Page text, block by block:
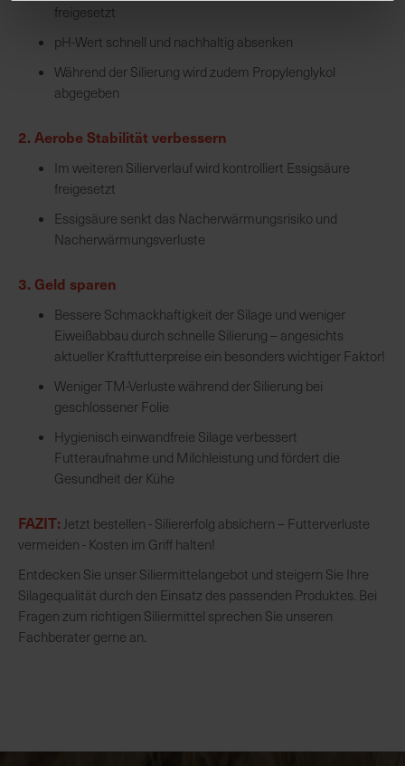
freigesetzt
pH-Wert schnell und nachhaltig absenken
Während der Silierung wird zudem Propylenglykol
abgegeben
2. Aerobe Stabilität verbessern
Im weiteren Silierverlauf wird kontrolliert Essigsäure
freigesetzt
Essigsäure senkt das Nacherwärmungsrisiko und
Nacherwärmungsverluste
3. Geld sparen
Bessere Schmackhaftigkeit der Silage und weniger
Eiweißabbau durch schnelle Silierung – angesichts
aktueller Kraftfutterpreise ein besonders wichtiger Faktor!
Weniger TM-Verluste während der Silierung bei
geschlossener Folie
Hygienisch einwandfreie Silage verbessert
Futteraufnahme und Milchleistung und fördert die
Gesundheit der Kühe
FAZIT: Jetzt bestellen - Siliererfolg absichern – Futterverluste
vermeiden - Kosten im Griff halten!
Entdecken Sie unser Siliermittelangebot und steigern Sie Ihre
Silagequalität durch den Einsatz des passenden Produktes. Bei
Fragen zum richtigen Siliermittel sprechen Sie unseren
Fachberater gerne an.